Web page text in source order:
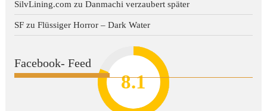
8.2
7.8
7.1
7
8.1
SilvLining.com zuDanmachi verzaubert später
SF zuFlüssiger Horror – Dark Water
Facebook- Feed